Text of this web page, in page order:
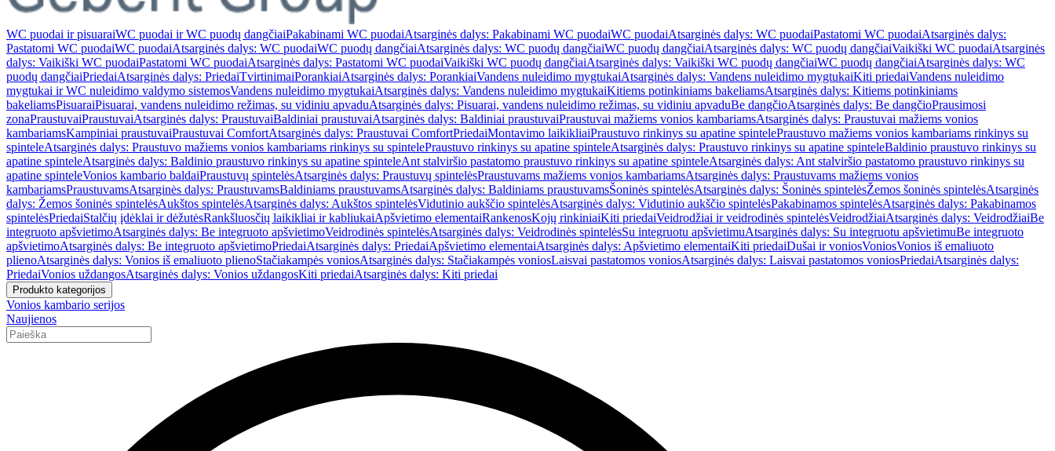
WC puodai ir pisuaraiWC puodai ir WC puodų dangčiaiPakabinami WC puodaiAtsarginės dalys: Pakabinami WC puodaiWC puodaiAtsarginės dalys: WC puodaiPastatomi WC puodaiAtsarginės dalys:
Pastatomi WC puodaiWC puodaiAtsarginės dalys: WC puodaiWC puodų dangčiaiAtsarginės dalys: WC puodų dangčiaiWC puodų dangčiaiAtsarginės dalys: WC puodų dangčiaiVaikiški WC puodaiAtsarginės
dalys: Vaikiški WC puodaiPastatomi WC puodaiAtsarginės dalys: Pastatomi WC puodaiVaikiški WC puodų dangčiaiAtsarginės dalys: Vaikiški WC puodų dangčiaiWC puodų dangčiaiAtsarginės dalys: WC
puodų dangčiaiPriedaiAtsarginės dalys: PriedaiTvirtinimaiPorankiaiAtsarginės dalys: PorankiaiVandens nuleidimo mygtukaiAtsarginės dalys: Vandens nuleidimo mygtukaiKiti priedaiVandens nuleidimo
mygtukai ir WC nuleidimo valdymo sistemosVandens nuleidimo mygtukaiAtsarginės dalys: Vandens nuleidimo mygtukaiKitiems potinkiniams bakeliamsAtsarginės dalys: Kitiems potinkiniams
bakeliamsPisuaraiPisuarai, vandens nuleidimo režimas, su vidiniu apvaduAtsarginės dalys: Pisuarai, vandens nuleidimo režimas, su vidiniu apvaduBe dangčioAtsarginės dalys: Be dangčioPrausimosi
zonaPraustuvaiPraustuvaiAtsarginės dalys: PraustuvaiBaldiniai praustuvaiAtsarginės dalys: Baldiniai praustuvaiPraustuvai mažiems vonios kambariamsAtsarginės dalys: Praustuvai mažiems vonios
kambariamsKampiniai praustuvaiPraustuvai ComfortAtsarginės dalys: Praustuvai ComfortPriedaiMontavimo laikikliaiPraustuvo rinkinys su apatine spintelePraustuvo mažiems vonios kambariams rinkinys su
spinteleAtsarginės dalys: Praustuvo mažiems vonios kambariams rinkinys su spintelePraustuvo rinkinys su apatine spinteleAtsarginės dalys: Praustuvo rinkinys su apatine spinteleBaldinio praustuvo rinkinys su
apatine spinteleAtsarginės dalys: Baldinio praustuvo rinkinys su apatine spinteleAnt stalviršio pastatomo praustuvo rinkinys su apatine spinteleAtsarginės dalys: Ant stalviršio pastatomo praustuvo rinkinys su
apatine spinteleVonios kambario baldaiPraustuvų spintelėsAtsarginės dalys: Praustuvų spintelėsPraustuvams mažiems vonios kambariamsAtsarginės dalys: Praustuvams mažiems vonios
kambariamsPraustuvamsAtsarginės dalys: PraustuvamsBaldiniams praustuvamsAtsarginės dalys: Baldiniams praustuvamsŠoninės spintelėsAtsarginės dalys: Šoninės spintelėsŽemos šoninės spintelėsAtsarginės
dalys: Žemos šoninės spintelėsAukštos spintelėsAtsarginės dalys: Aukštos spintelėsVidutinio aukščio spintelėsAtsarginės dalys: Vidutinio aukščio spintelėsPakabinamos spintelėsAtsarginės dalys: Pakabinamos
spintelėsPriedaiStalčių įdėklai ir dėžutėsRankšluosčių laikikliai ir kabliukaiApšvietimo elementaiRankenosKojų rinkiniaiKiti priedaiVeidrodžiai ir veidrodinės spintelėsVeidrodžiaiAtsarginės dalys: VeidrodžiaiBe
integruoto apšvietimoAtsarginės dalys: Be integruoto apšvietimoVeidrodinės spintelėsAtsarginės dalys: Veidrodinės spintelėsSu integruotu apšvietimuAtsarginės dalys: Su integruotu apšvietimuBe integruoto
apšvietimoAtsarginės dalys: Be integruoto apšvietimoPriedaiAtsarginės dalys: PriedaiApšvietimo elementaiAtsarginės dalys: Apšvietimo elementaiKiti priedaiDušai ir voniosVoniosVonios iš emaliuoto
plienoAtsarginės dalys: Vonios iš emaliuoto plienoStačiakampės voniosAtsarginės dalys: Stačiakampės voniosLaisvai pastatomos voniosAtsarginės dalys: Laisvai pastatomos voniosPriedaiAtsarginės dalys:
PriedaiVonios uždangosAtsarginės dalys: Vonios uždangosKiti priedaiAtsarginės dalys: Kiti priedai
Produkto kategorijos
Vonios kambario serijos
Naujienos